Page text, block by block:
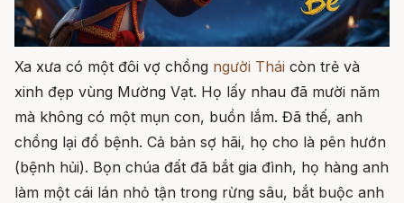
Xa xưa có một đôi vợ chồng người Thái còn trẻ và
xinh đẹp vùng Mường Vạt. Họ lấy nhau đã mười năm
mà không có một mụn con, buồn lắm. Đã thế, anh
chồng lại đổ bệnh. Cả bản sợ hãi, họ cho là pên hướn
(bệnh hủi). Bọn chúa đất đã bắt gia đình, họ hàng anh
làm một cái lán nhỏ tận trong rừng sâu, bắt buộc anh